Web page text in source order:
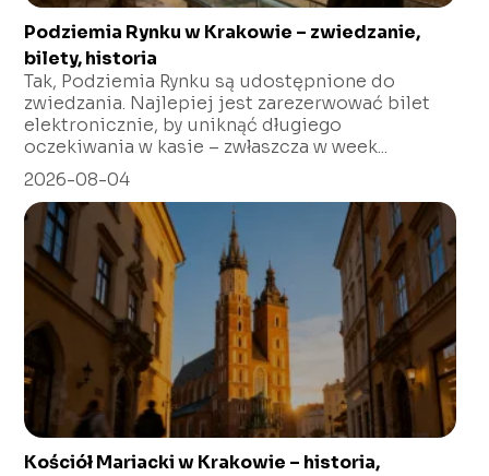
Podziemia Rynku w Krakowie – zwiedzanie,
bilety, historia
Tak, Podziemia Rynku są udostępnione do
zwiedzania. Najlepiej jest zarezerwować bilet
elektronicznie, by uniknąć długiego
oczekiwania w kasie – zwłaszcza w week...
2026-08-04
Kościół Mariacki w Krakowie – historia,